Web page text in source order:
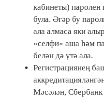
кабинеты) паролен
була. Әгәр бу
ала алмаса яки
«селфи» аша һәм
белән дә үтә ала.
Регистрациянең
Мәсәлән, Сбербанк